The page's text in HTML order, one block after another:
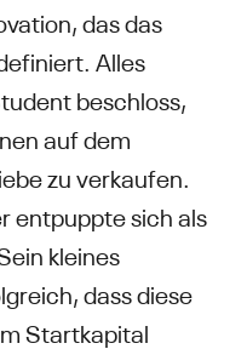
das das
Alles
beschloss,
auf dem
zu verkaufen.
entpuppte sich als
kleines
dass diese
Startkapital